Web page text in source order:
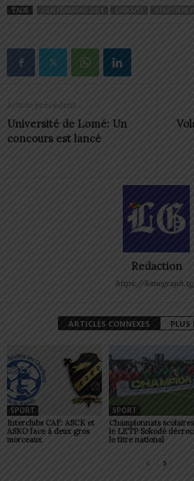
TAGS CAN FÉMININE 2024 DJIBOUTI EPERVIERS
Article précédent
Université de Lomé: Un
concours est lancé
Redaction
https://
ARTICLES CONNEXES PLUS
SPORT
Interclubs CAF: ASCK et
ASKO face à deux gros
morceaux
SPORT
Championnats
le LETP Sokodé
le titre national